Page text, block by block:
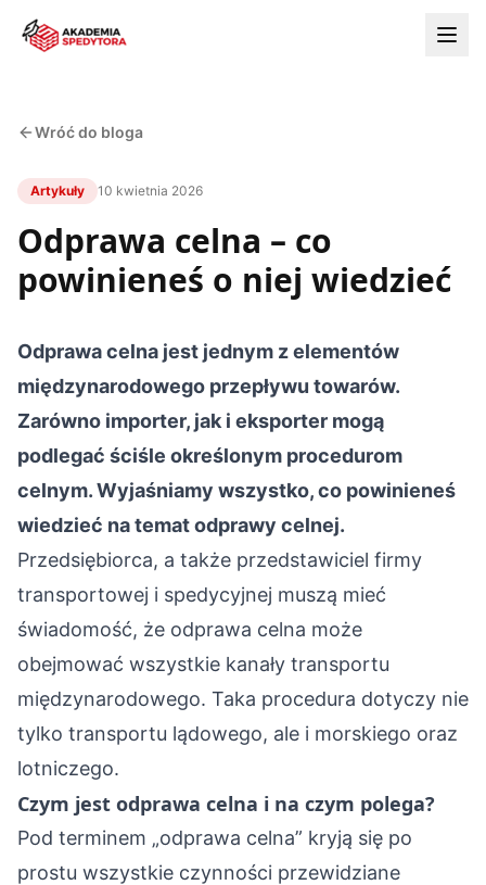
Wróć do bloga
Artykuły 10 kwietnia 2026
Odprawa celna – co
powinieneś o niej wiedzieć
Odprawa celna jest jednym z elementów
międzynarodowego przepływu towarów.
Zarówno importer, jak i eksporter mogą
podlegać ściśle określonym procedurom
celnym. Wyjaśniamy wszystko, co powinieneś
wiedzieć na temat odprawy celnej.
Przedsiębiorca, a także przedstawiciel firmy
transportowej i spedycyjnej muszą mieć
świadomość, że odprawa celna może
obejmować wszystkie kanały transportu
międzynarodowego. Taka procedura dotyczy nie
tylko transportu lądowego, ale i morskiego oraz
lotniczego.
Czym jest odprawa celna i na czym polega?
Pod terminem „odprawa celna” kryją się po
prostu wszystkie czynności przewidziane